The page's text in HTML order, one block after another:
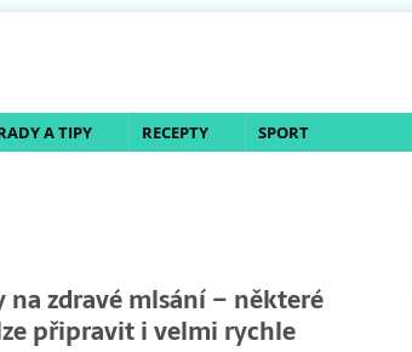
A TIPY RECEPTY SPORT
zdravé mlsání – některé
připravit i velmi rychle